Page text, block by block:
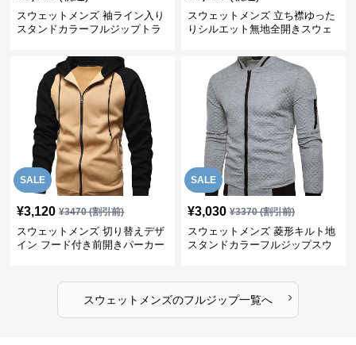
スウェットメンズ 袖ライン入り
スタンドカラーフルジップトラ
スウェットメンズ 立ち襟ゆった
りシルエット無地全開きスウェ
SALE
¥3,120 ¥3470(割引前)
スウェットメンズ 切り替えデザ
イン フード付き前開きパーカー
SALE
¥3,030 ¥3370(割引前)
スウェットメンズ 菱形キルト地
スタンドカラーフルジップスウ
スウェットメンズのフルジップ一覧へ ›